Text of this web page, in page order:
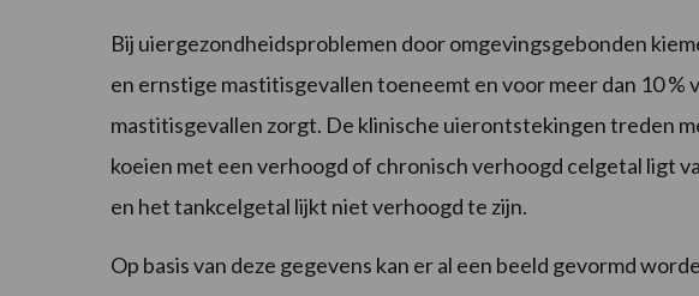
Bij uiergezondheidsproblemen door omgevingsgebonden
en ernstige mastitisgevallen toeneemt en voor meer dan 10 %
mastitisgevallen zorgt. De klinische uierontstekingen treden
koeien met een verhoogd of chronisch verhoogd celgetal ligt
en het tankcelgetal lijkt niet verhoogd te zijn.
Op basis van deze gegevens kan er al een beeld gevormd